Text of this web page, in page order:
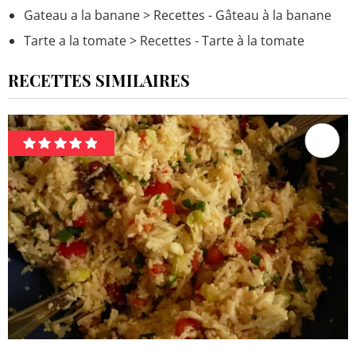
Gateau a la banane> Recettes - Gâteau à la banane
Tarte a la tomate> Recettes - Tarte à la tomate
RECETTES SIMILAIRES